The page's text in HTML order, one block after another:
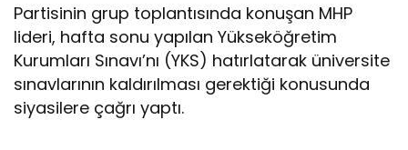
Partisinin grup toplantısında konuşan MHP
lideri, hafta sonu yapılan Yükseköğretim
Kurumları Sınavı’nı (YKS) hatırlatarak üniversite
sınavlarının kaldırılması gerektiği konusunda
siyasilere çağrı yaptı.